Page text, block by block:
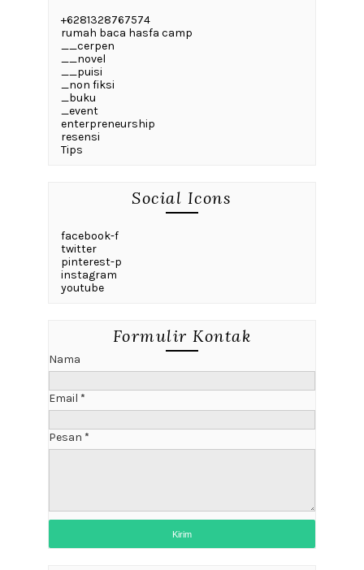
+6281328767574
rumah baca hasfa camp
__cerpen
__novel
__puisi
_non fiksi
_buku
_event
enterpreneurship
resensi
Tips
Social Icons
facebook-f
twitter
pinterest-p
instagram
youtube
Formulir Kontak
Nama
Email *
Pesan *